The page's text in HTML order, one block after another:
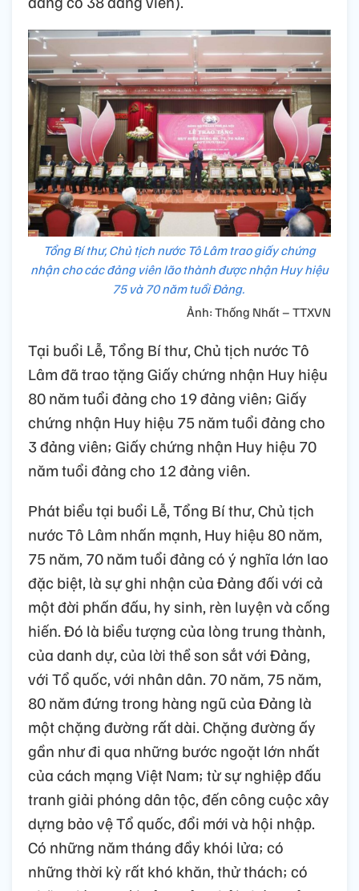
Tổng Bí thư, Chủ tịch nước Tô Lâm trao giấy chứng
nhận cho các đảng viên lão thành được nhận Huy hiệu
75 và 70 năm tuổi Đảng.
Ảnh: Thống Nhất – TTXVN
Tại buổi Lễ, Tổng Bí thư, Chủ tịch nước Tô
Lâm đã trao tặng Giấy chứng nhận Huy hiệu
80 năm tuổi đảng cho 19 đảng viên; Giấy
chứng nhận Huy hiệu 75 năm tuổi đảng cho
3 đảng viên; Giấy chứng nhận Huy hiệu 70
năm tuổi đảng cho 12 đảng viên.
Phát biểu tại buổi Lễ, Tổng Bí thư, Chủ tịch
nước Tô Lâm nhấn mạnh, Huy hiệu 80 năm,
75 năm, 70 năm tuổi đảng có ý nghĩa lớn lao
đặc biệt, là sự ghi nhận của Đảng đối với cả
một đời phấn đấu, hy sinh, rèn luyện và cống
hiến. Đó là biểu tượng của lòng trung thành,
của danh dự, của lời thề son sắt với Đảng,
với Tổ quốc, với nhân dân. 70 năm, 75 năm,
80 năm đứng trong hàng ngũ của Đảng là
một chặng đường rất dài. Chặng đường ấy
gần như đi qua những bước ngoặt lớn nhất
của cách mạng Việt Nam; từ sự nghiệp đấu
tranh giải phóng dân tộc, đến công cuộc xây
dựng bảo vệ Tổ quốc, đổi mới và hội nhập.
Có những năm tháng đầy khói lửa; có
những thời kỳ rất khó khăn, thử thách; có